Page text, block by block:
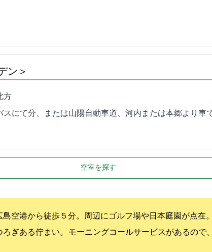
デン＞
にて5分、または山陽自動車道、河内ICまたは本郷ICより車で
空室を探す
島空港から徒歩５分。周辺にゴルフ場や日本庭園が点在
ろぎある佇まい。 モーニングコールサービスがあるので